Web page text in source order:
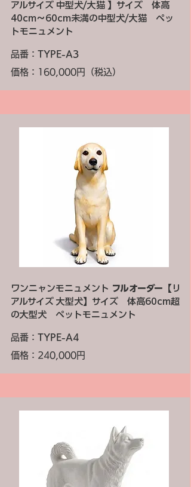
アルサイズ 中型犬/大猫 】サイズ 体高
40cm～60cm未満の中型犬/大猫 ペッ
トモニュメント
品番： TYPE-A3
価格：160,000円（税込）
ワンニャンモニュメント フルオーダー 【リ
アルサイズ 大型犬】サイズ 体高60cm超
の大型犬 ペットモニュメント
品番： TYPE-A4
価格：240,000円